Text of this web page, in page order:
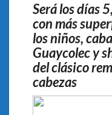
Será los días
con más
los niños,
Guaycolec y
del clásico
cabezas